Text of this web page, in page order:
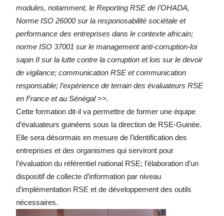
modules, notamment, le Reporting RSE de l’OHADA,
Norme ISO 26000 sur la responosabilité sociétale et
performance des entreprises dans le contexte africain;
norme ISO 37001 sur le management anti-corruption-loi
sapin II sur la lutte contre la corruption et lois sur le devoir
de vigilance; communication RSE et communication
responsable; l’expérience de terrain des évaluateurs RSE
en France et au Sénégal >>.
Cette formation dit-il va permettre de former une équipe
d’évaluateurs guinéens sous la direction de RSE-Guinée.
Elle sera désormais en mesure de l’identification des
entreprises et des organismes qui serviront pour
l’évaluation du référentiel national RSE; l’élaboration d’un
dispositif de collecte d’information par niveau
d’implémentation RSE et de développement des outils
nécessaires.